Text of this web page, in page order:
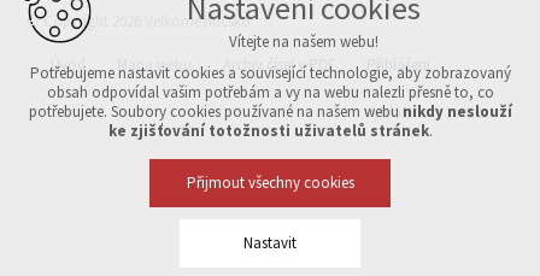
© Copyright 2026 Velkomeziříčsko
Úvod Mapa webu Archiv čísel v PDF Přihlášení
Vytvořeno v xart.cz
Vítejte na našem webu!
Potřebujeme nastavit cookies a související technologie, aby zobrazovaný
obsah odpovídal vašim potřebám a vy na webu nalezli přesně to, co
potřebujete. Soubory cookies používané na našem webu nikdy neslouží
ke zjišťování totožnosti uživatelů stránek.
Přijmout všechny cookies
Nastavit